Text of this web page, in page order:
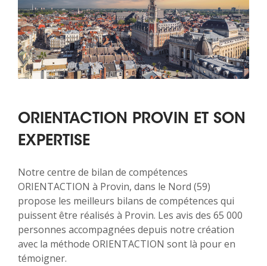
ORIENTACTION PROVIN ET SON
EXPERTISE
Notre centre de bilan de compétences
ORIENTACTION à Provin, dans le Nord (59)
propose les meilleurs bilans de compétences qui
puissent être réalisés à Provin. Les avis des 65 000
personnes accompagnées depuis notre création
avec la méthode ORIENTACTION sont là pour en
témoigner.